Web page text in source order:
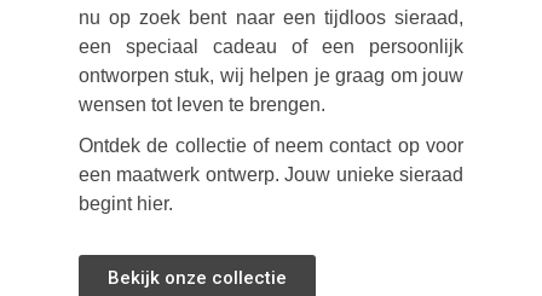
nu op zoek bent naar een tijdloos sieraad,
een speciaal cadeau of een persoonlijk
ontworpen stuk, wij helpen je graag om jouw
wensen tot leven te brengen.
Ontdek de collectie of neem contact op voor
een maatwerk ontwerp. Jouw unieke sieraad
begint hier.
Bekijk onze collectie